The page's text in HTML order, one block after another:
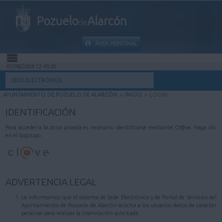
PozuelodeAlarcón
ÁREA PERSONAL
INICIO
MI CARPETA
INFORMACIÓN MUNICIPAL
AYUDA
07/08/2026 12:49:05
SEDE ELECTRÓNICA
AYUNTAMIENTO DE POZUELO DE ALARCÓN > INICIO > LOGIN
IDENTIFICACIÓN
Para acceder a la zona privada es necesario identificarse mediante Cl@ve. Haga clic
en el logotipo.
ADVERTENCIA LEGAL
Le informamos que el sistema de Sede Electrónica y de Portal de Servicios del
Ayuntamiento de Pozuelo de Alarcón solicita a los usuarios datos de carácter
personal para realizar la tramitación solicitada.